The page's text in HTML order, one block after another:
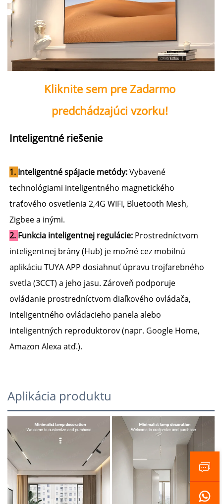
Kliknite sem pre Zadarmo
predchádzajúci vzorku!
Inteligentné riešenie
1. Inteligentné spájacie metódy: Vybavené
technológiami inteligentného magnetického
traťového osvetlenia 2,4G WIFI, Bluetooth Mesh,
Zigbee a inými.
2. Funkcia inteligentnej regulácie: Prostredníctvom
inteligentnej brány (Hub) je možné cez mobilnú
aplikáciu TUYA APP dosiahnuť úpravu trojfarebného
svetla (3CCT) a jeho jasu. Zároveň podporuje
ovládanie prostredníctvom diaľkového ovládača,
inteligentného ovládacieho panela alebo
inteligentných reproduktorov (napr. Google Home,
Amazon Alexa atď.).
Aplikácia produktu